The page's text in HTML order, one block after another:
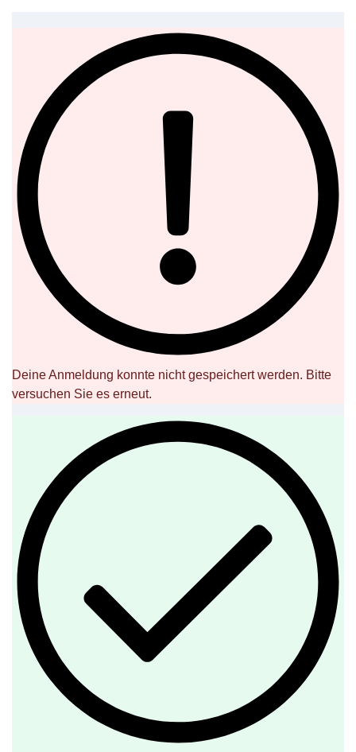
Deine Anmeldung konnte nicht gespeichert werden. Bitte
versuchen Sie es erneut.